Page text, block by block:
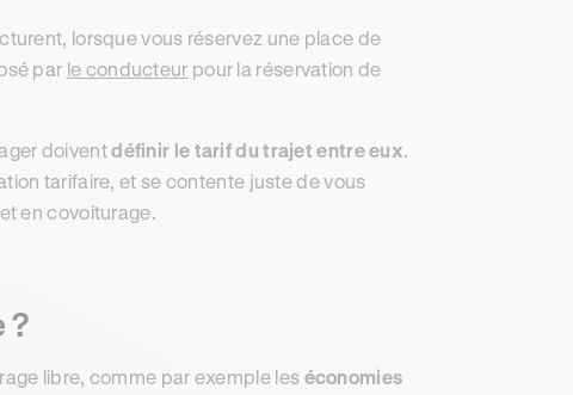
lorsque vous réservez une place de
par le conducteur pour la réservation de
doiventdéfinir le tarif du trajet entre eux.
tarifaire, et se contente juste de vous
en covoiturage.
?
libre, comme par exemple les économies